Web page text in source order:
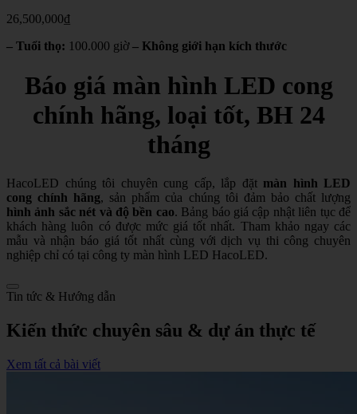
26,500,000₫
– Tuổi thọ: 100.000 giờ– Không giới hạn kích thước
Báo giá màn hình LED cong
chính hãng, loại tốt, BH 24
tháng
HacoLED chúng tôi chuyên cung cấp, lắp đặt màn hình LED
cong chính hãng, sản phẩm của chúng tôi đảm bảo chất lượng
hình ảnh sắc nét và độ bền cao. Bảng báo giá cập nhật liên tục để
khách hàng luôn có được mức giá tốt nhất. Tham khảo ngay các
mẫu và nhận báo giá tốt nhất cùng với dịch vụ thi công chuyên
nghiệp chỉ có tại công ty màn hình LED HacoLED.
Tin tức & Hướng dẫn
Kiến thức chuyên sâu & dự án thực tế
Xem tất cả bài viết